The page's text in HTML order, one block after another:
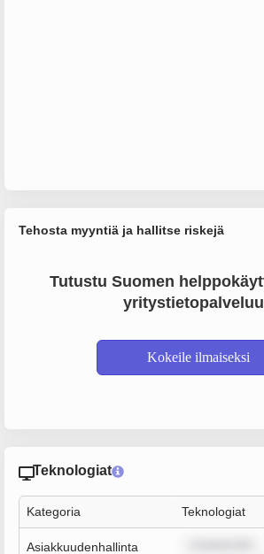
Tehosta myyntiä ja hallitse riskejä
Tutustu Suomen
Kokeile ilmaiseksi
Teknologiat
Kategoria Teknologiat
Asiakkuudenhallinta